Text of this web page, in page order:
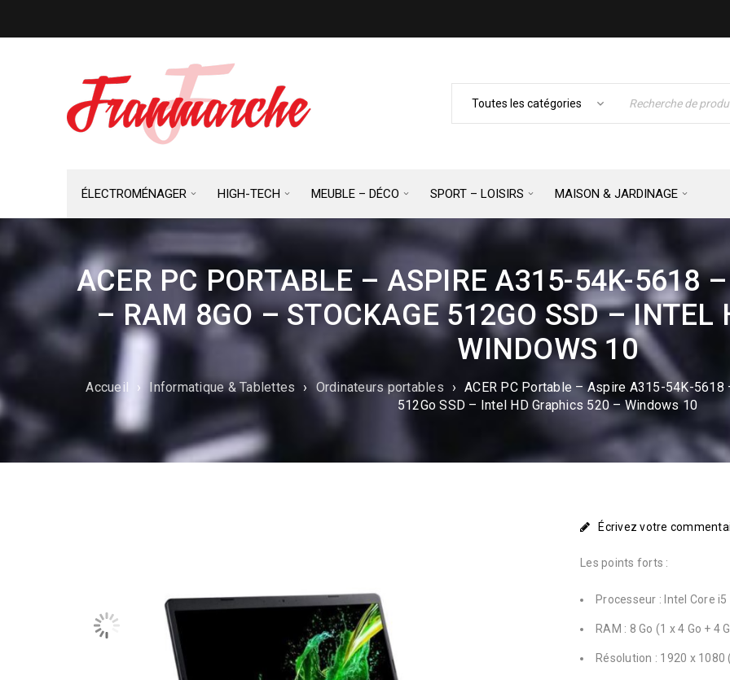
ÉLECTROMÉNAGER HIGH-TECH MEUBLE – DÉCO SPORT – LOISIRS MAISON & JARDINAGE
ACER PC PORTABLE – ASPIRE A315-54K-5618
– RAM 8GO – STOCKAGE 512GO SSD – INTEL
WINDOWS 10
Accueil › Informatique & Tablettes › Ordinateurs portables › ACER PC Portable – Aspire A315-54K-
512Go SSD – Intel HD Graphics 520 – Windows 10
Écrivez votre
Les points forts :
Processeur : Intel Core
RAM : 8 Go (1 x 4 Go + 4
Résolution : 1920 x 1080